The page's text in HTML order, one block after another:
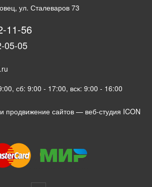
ул. Сталеваров 73
11-56
05-05
сб: 9:00 - 17:00, вск: 9:00 - 16:00
продвижение сайтов — веб-студия ICON